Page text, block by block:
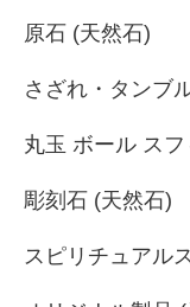
原石 (天然石)
さざれ・タンブ
丸玉 ボール ス
彫刻石 (天然石)
スピリチュアル